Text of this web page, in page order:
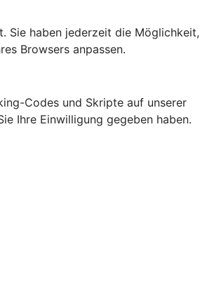
Sie haben jederzeit die Möglichkeit,
Browsers anpassen.
Codes und Skripte auf unserer
Ihre Einwilligung gegeben haben.